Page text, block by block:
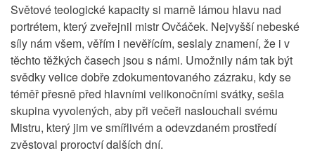
Světové teologické kapacity si marně lámou hlavu nad
portrétem, který zveřejnil mistr Ovčáček. Nejvyšší nebeské
síly nám všem, věřím i nevěřícím, seslaly znamení, že i v
těchto těžkých časech jsou s námi. Umožnily nám tak být
svědky velice dobře zdokumentovaného zázraku, kdy se
téměř přesně před hlavními velikonočními svátky, sešla
skupina vyvolených, aby při večeři naslouchali svému
Mistru, který jim ve smířlivém a odevzdaném prostředí
zvěstoval proroctví dalších dní.